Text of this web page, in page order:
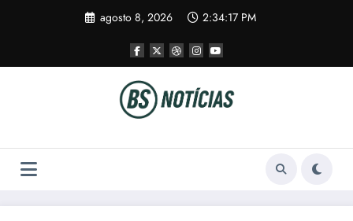
agosto 8, 2026 2:34:17 PM